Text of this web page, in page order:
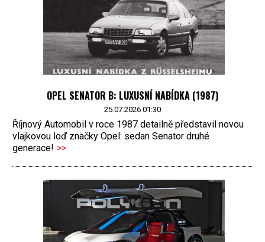
OPEL SENATOR B: LUXUSNÍ NABÍDKA (1987)
25.07.2026 01:30
Říjnový Automobil v roce 1987 detailně představil novou
vlajkovou loď značky Opel: sedan Senator druhé
generace! >>